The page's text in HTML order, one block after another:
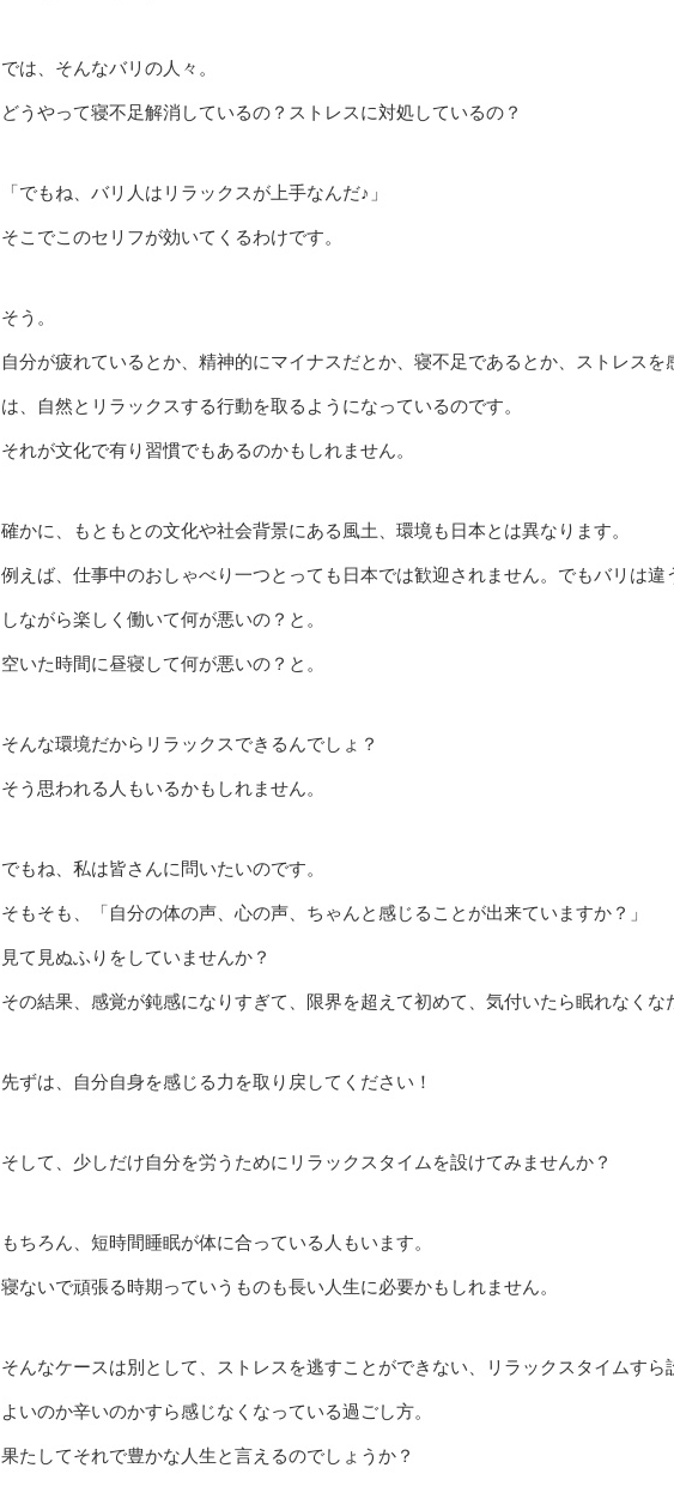
では、そんなバリの人々。
どうやって寝不足解消しているの？ストレスに対処しているの？
「でもね、バリ人はリラックスが上手なんだ♪」
そこでこのセリフが効いてくるわけです。
そう。
自分が疲れているとか、精神的にマイナスだとか、寝不足であるとか、ストレスを
は、自然とリラックスする行動を取るようになっているのです。
それが文化で有り習慣でもあるのかもしれません。
確かに、もともとの文化や社会背景にある風土、環境も日本とは異なります。
例えば、仕事中のおしゃべり一つとっても日本では歓迎されません。でもバリは違
しながら楽しく働いて何が悪いの？と。
空いた時間に昼寝して何が悪いの？と。
そんな環境だからリラックスできるんでしょ？
そう思われる人もいるかもしれません。
でもね、私は皆さんに問いたいのです。
そもそも、「自分の体の声、心の声、ちゃんと感じることが出来ていますか？」
見て見ぬふりをしていませんか？
その結果、感覚が鈍感になりすぎて、限界を超えて初めて、気付いたら眠れなくな
先ずは、自分自身を感じる力を取り戻してください！
そして、少しだけ自分を労うためにリラックスタイムを設けてみませんか？
もちろん、短時間睡眠が体に合っている人もいます。
寝ないで頑張る時期っていうものも長い人生に必要かもしれません。
そんなケースは別として、ストレスを逃すことができない、リラックスタイムす
よいのか辛いのかすら感じなくなっている過ごし方。
果たしてそれで豊かな人生と言えるのでしょうか？